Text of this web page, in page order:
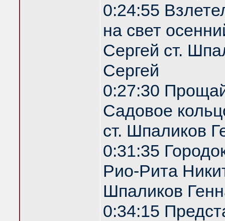
0:24:55
на свет
Сергей ст.
Сергей
0:27:30
Садовое
ст. Шпаликов
0:31:35
Рио-Рита
Шпаликов
0:34:15